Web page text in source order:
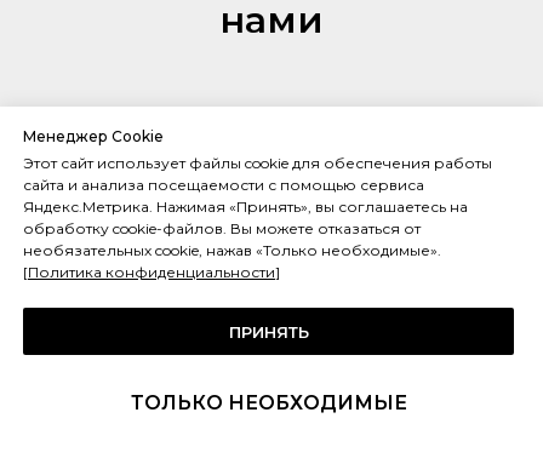
нами
Качественные комплектующие
Мы предлагаем клиентам продукцию высокого качества ведущих
Европейских брендов. Произведем доставку, монтаж и настройку
нужных параметров, дадим исчерпывающую информацию по
эксплуатации оборудования.
На связи 24/7
нештатные ситуации. Готовы проконсультировать по телефону или
Работа по договору
Менеджер Cookie
Этот сайт использует файлы cookie для обеспечения работы
сайта и анализа посещаемости с помощью сервиса
Яндекс.Метрика. Нажимая «Принять», вы соглашаетесь на
обработку cookie-файлов. Вы можете отказаться от
необязательных cookie, нажав «Только необходимые».
[Политика конфиденциальности]
ПРИНЯТЬ
ТОЛЬКО НЕОБХОДИМЫЕ